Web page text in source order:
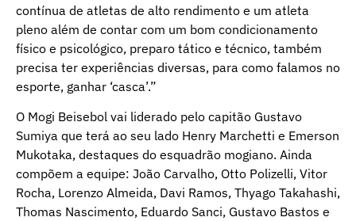
contínua de atletas de alto rendimento e um atleta
pleno além de contar com um bom condicionamento
físico e psicológico, preparo tático e técnico, também
precisa ter experiências diversas, para como falamos no
esporte, ganhar ‘casca’.”
O Mogi Beisebol vai liderado pelo capitão Gustavo
Sumiya que terá ao seu lado Henry Marchetti e Emerson
Mukotaka, destaques do esquadrão mogiano. Ainda
compõem a equipe: João Carvalho, Otto Polizelli, Vitor
Rocha, Lorenzo Almeida, Davi Ramos, Thyago Takahashi,
Thomas Nascimento, Eduardo Sanci, Gustavo Bastos e